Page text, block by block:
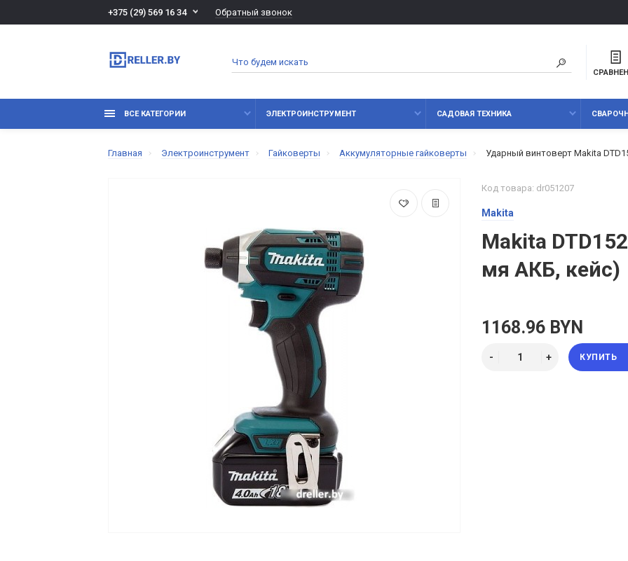
+375 (29) 569 16 34 Обратный звонок
ВСЕ КАТЕГОРИИ ЭЛЕКТРОИНСТРУМЕНТ САДОВАЯ ТЕХНИКА
Главная Электроинструмент Гайковерты Аккумуляторные гайковерты Ударный винтоверт Makita
Код товара: dr051207
Makita
Makita
мя АКБ, кейс)
1168.96 BYN
КУПИТЬ